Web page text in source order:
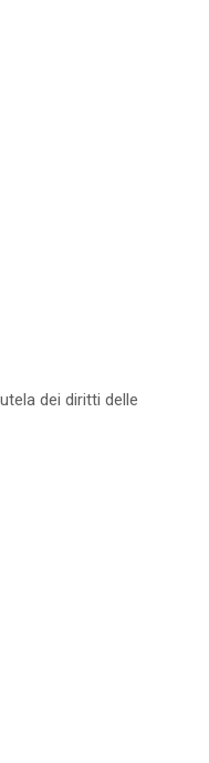
dei diritti delle